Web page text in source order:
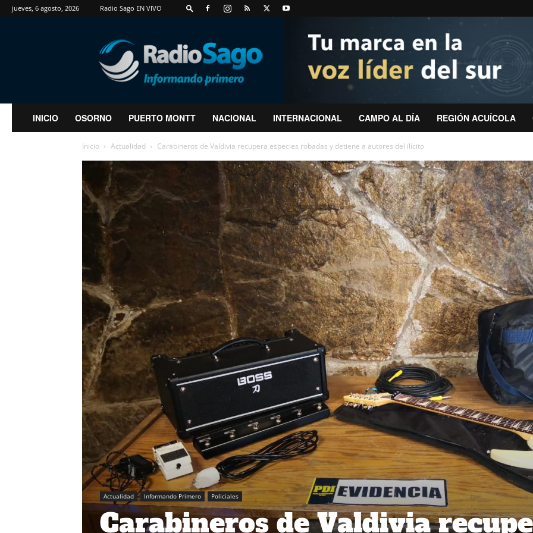
jueves, 6 agosto, 2026 Radio Sago EN VIVO
RadioSago
INICIO OSORNO PUERTO MONTT NACIONAL INTERNACIONAL CAMPO AL DÍA REGIÓN ACUÍCOLA
Inicio Actualidad Carabineros de Valdivia recupera especies robadas y detiene a autores del ilícito
Actualidad Informando Primero Policiales
Carabineros de Valdivia